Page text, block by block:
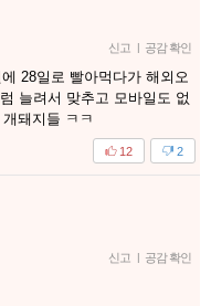
신고 | 공감 확인
28일로 빨아먹다가 해외오
늘려서 맞추고 모바일도 없
돼지들 ㅋㅋ
2
12
신고 | 공감 확인